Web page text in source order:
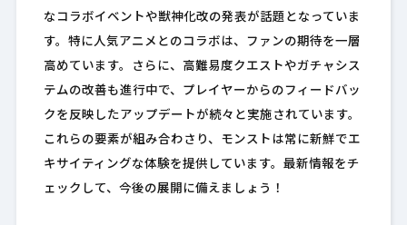
なコラボイベントや獣神化改の発表が話題となっていま
す。特に人気アニメとのコラボは、ファンの期待を一層
高めています。さらに、高難易度クエストやガチャシス
テムの改善も進行中で、プレイヤーからのフィードバッ
クを反映したアップデートが続々と実施されています。
これらの要素が組み合わさり、モンストは常に新鮮でエ
キサイティングな体験を提供しています。最新情報をチ
ェックして、今後の展開に備えましょう！